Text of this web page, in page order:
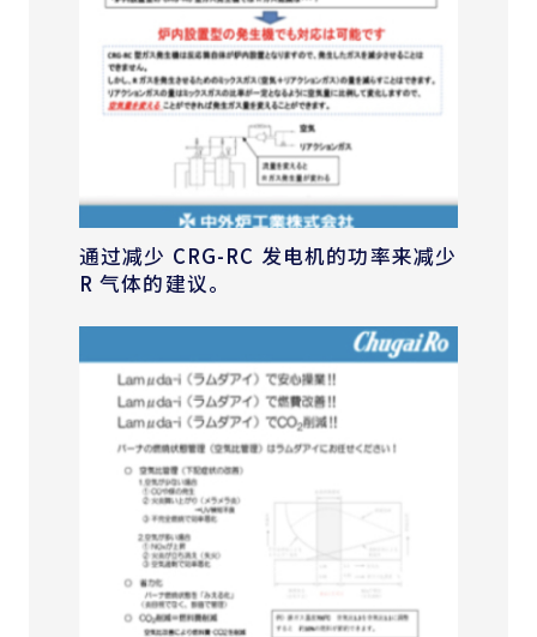
通过减少 CRG-RC 发电机的功率来减少
R 气体的建议。